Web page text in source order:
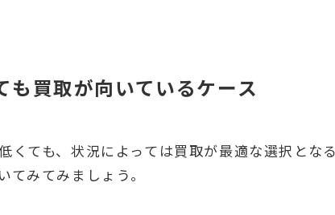
も買取が向いているケース
くても、状況によっては買取が最適な選択とな
てみてみましょう。